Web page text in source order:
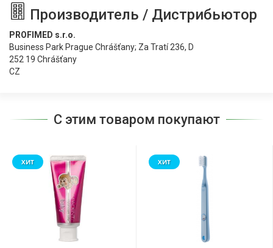
Производитель / Дистрибьютор
PROFIMED s.r.o.
Business Park Prague Chrášťany; Za Tratí 236, D
252 19 Chrášťany
CZ
С этим товаром покупают
ХИТ ХИТ